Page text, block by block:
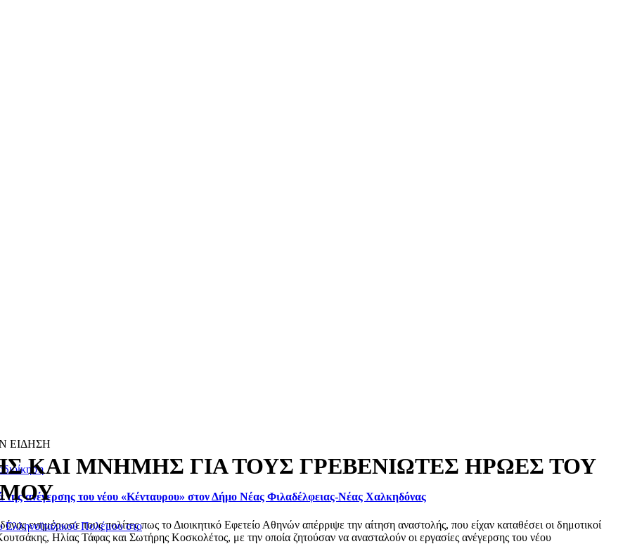
ΕΙΔΗΣΗ
ανέγερσης του νέου «Κένταυρου» στον Δήμο Νέας Φιλαδέλφειας-Νέας Χαλκηδόνας
ενημέρωσε τους πολίτες πως το Διοικητικό Εφετείο Αθηνών απέρριψε την αίτηση αναστολής, που είχαν καταθέσει οι δημοτικοί
Ηλίας Τάφας και Σωτήρης Κοσκολέτος, με την οποία ζητούσαν να ανασταλούν οι εργασίες ανέγερσης του νέου
ΚΑΙ ΜΝΗΜΗΣ ΓΙΑ ΤΟΥΣ ΓΡΕΒΕΝΙΩΤΕΣ ΗΡΩΕΣ ΤΟΥ
Ελληνοϊταλικού Πολέμου στο